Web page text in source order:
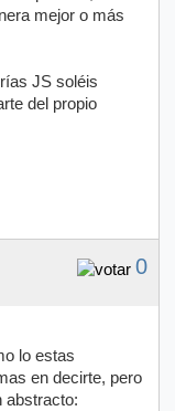
mejor o más
JS soléis
del propio
0
lo estas
en decirte, pero
abstracto: